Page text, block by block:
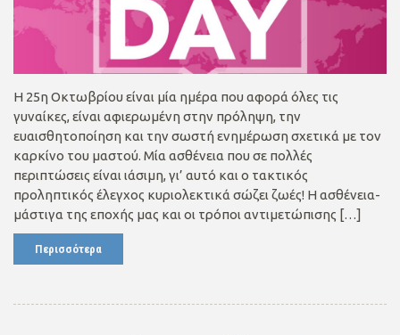
Η 25η Οκτωβρίου είναι μία ημέρα που αφορά όλες τις
γυναίκες, είναι αφιερωμένη στην πρόληψη, την
ευαισθητοποίηση και την σωστή ενημέρωση σχετικά με τον
καρκίνο του μαστού. Μία ασθένεια που σε πολλές
περιπτώσεις είναι ιάσιμη, γι’ αυτό και ο τακτικός
προληπτικός έλεγχος κυριολεκτικά σώζει ζωές! Η ασθένεια-
μάστιγα της εποχής μας και οι τρόποι αντιμετώπισης […]
Περισσότερα